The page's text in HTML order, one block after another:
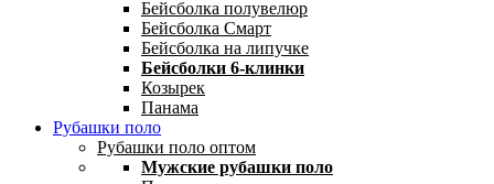
Бейсболка полувелюр
Бейсболка Смарт
Бейсболка на липучке
Бейсболки 6-клинки
Козырек
Панама
Рубашки поло
Рубашки поло оптом
Мужские рубашки поло